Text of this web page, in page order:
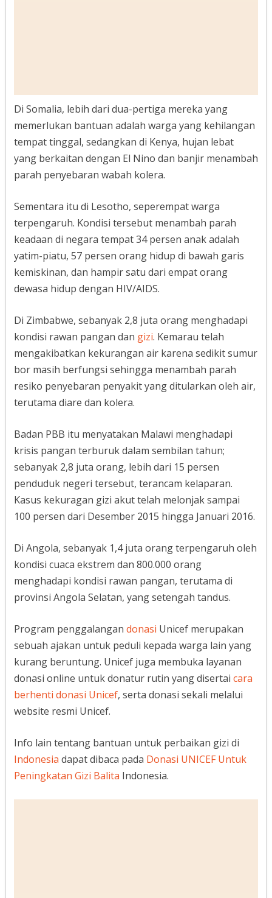
Di Somalia, lebih dari dua-pertiga mereka yang
memerlukan bantuan adalah warga yang kehilangan
tempat tinggal, sedangkan di Kenya, hujan lebat
yang berkaitan dengan El Nino dan banjir menambah
parah penyebaran wabah kolera.
Sementara itu di Lesotho, seperempat warga
terpengaruh. Kondisi tersebut menambah parah
keadaan di negara tempat 34 persen anak adalah
yatim-piatu, 57 persen orang hidup di bawah garis
kemiskinan, dan hampir satu dari empat orang
dewasa hidup dengan HIV/AIDS.
Di Zimbabwe, sebanyak 2,8 juta orang menghadapi
kondisi rawan pangan dan gizi. Kemarau telah
mengakibatkan kekurangan air karena sedikit sumur
bor masih berfungsi sehingga menambah parah
resiko penyebaran penyakit yang ditularkan oleh air,
terutama diare dan kolera.
Badan PBB itu menyatakan Malawi menghadapi
krisis pangan terburuk dalam sembilan tahun;
sebanyak 2,8 juta orang, lebih dari 15 persen
penduduk negeri tersebut, terancam kelaparan.
Kasus kekuragan gizi akut telah melonjak sampai
100 persen dari Desember 2015 hingga Januari 2016.
Di Angola, sebanyak 1,4 juta orang terpengaruh oleh
kondisi cuaca ekstrem dan 800.000 orang
menghadapi kondisi rawan pangan, terutama di
provinsi Angola Selatan, yang setengah tandus.
Program penggalangan donasi Unicef merupakan
sebuah ajakan untuk peduli kepada warga lain yang
kurang beruntung. Unicef juga membuka layanan
donasi online untuk donatur rutin yang disertai cara
berhenti donasi Unicef, serta donasi sekali melalui
website resmi Unicef.
Info lain tentang bantuan untuk perbaikan gizi di
Indonesia dapat dibaca pada Donasi UNICEF Untuk
Peningkatan Gizi Balita Indonesia.